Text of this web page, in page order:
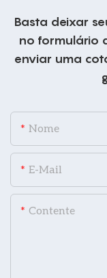
Basta deixar
no formulário
enviar uma
Nome
E-Mail
Contente